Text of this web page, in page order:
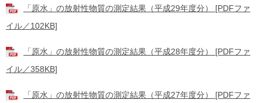
「原水」の放射性物質の測定結果（平成29年度分） [PDFファ
イル／102KB]
「原水」の放射性物質の測定結果（平成28年度分） [PDFファ
イル／358KB]
「原水」の放射性物質の測定結果（平成27年度分） [PDFファ